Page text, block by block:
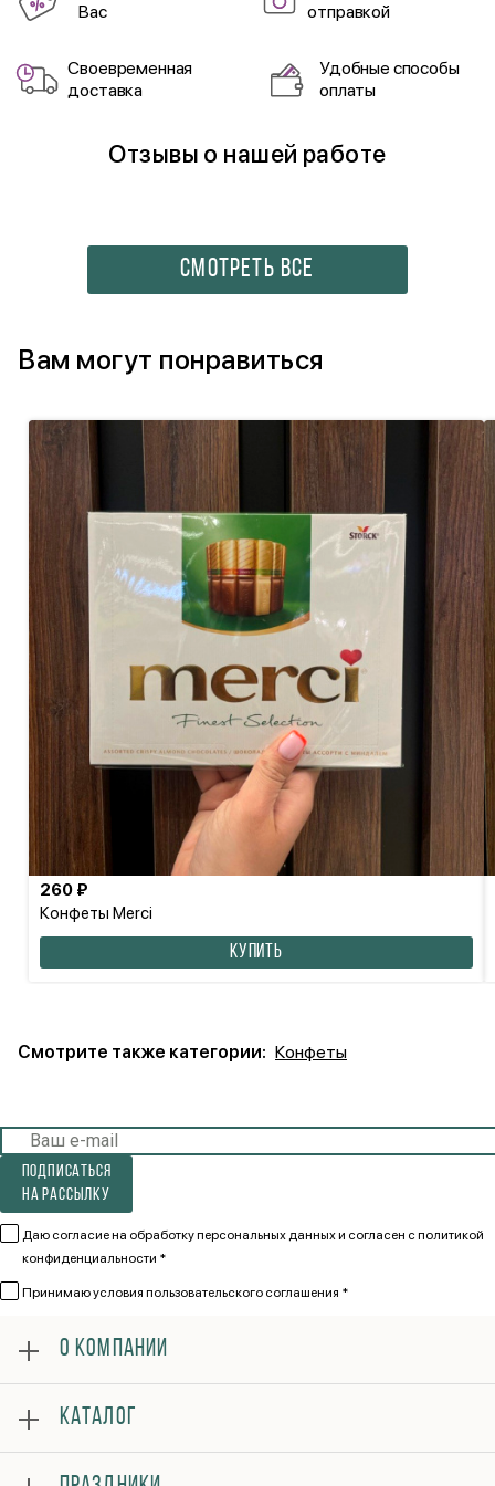
Вас
отправкой
Своевременная
доставка
Удобные способы
оплаты
Отзывы о нашей работе
СМОТРЕТЬ ВСЕ
Вам могут понравиться
Конфеты Merci
260 ₽
КУПИТЬ
Смотрите также категории: Конфеты
Подписаться
на рассылку
Даю согласие на обработку персональных данных и согласен с политикой
конфиденциальности *
Принимаюусловия пользовательского соглашения *
О КОМПАНИИ
Оплата
Отзывы
Гарантии
КАТАЛОГ